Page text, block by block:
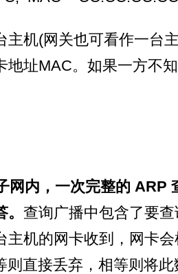
主机(网关也可看作一台
地址MAC。如果一方不
网内，一次完整的 ARP
查询广播中包含了要
主机的网卡收到，网卡
则直接丢弃，相等则将